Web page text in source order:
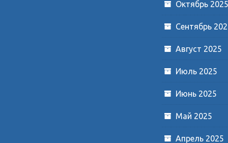
Октябрь 2025
Сентябрь
Август 2025
Июль 2025
Июнь 2025
Май 2025
Апрель 2025